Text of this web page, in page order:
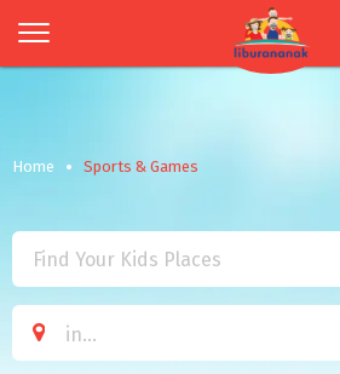
Home Sports & Games